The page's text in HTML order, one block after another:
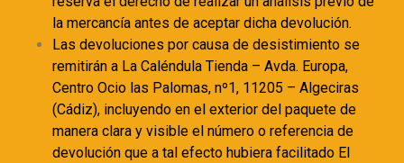
la mercancía antes de aceptar dicha devolución.
Las devoluciones por causa de desistimiento se
remitirán a La Caléndula Tienda – Avda. Europa,
Centro Ocio las Palomas, nº1, 11205 – Algeciras
(Cádiz), incluyendo en el exterior del paquete de
manera clara y visible el número o referencia de
devolución que a tal efecto hubiera facilitado El